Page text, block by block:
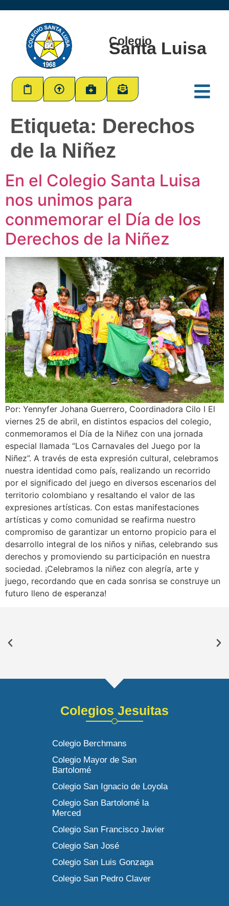
Colegio
Santa Luisa
Etiqueta: Derechos
de la Niñez
En el Colegio Santa Luisa
nos unimos para
conmemorar el Día de los
Derechos de la Niñez
Por: Yennyfer Johana Guerrero, Coordinadora Cilo I El
viernes 25 de abril, en distintos espacios del colegio,
conmemoramos el Día de la Niñez con una jornada
especial llamada “Los Carnavales del Juego por la
Niñez”. A través de esta expresión cultural, celebramos
nuestra identidad como país, realizando un recorrido
por el significado del juego en diversos escenarios del
territorio colombiano y resaltando el valor de las
expresiones artísticas. Con estas manifestaciones
artísticas y como comunidad se reafirma nuestro
compromiso de garantizar un entorno propicio para el
desarrollo integral de los niños y niñas, celebrando sus
derechos y promoviendo su participación en nuestra
sociedad. ¡Celebramos la niñez con alegría, arte y
juego, recordando que en cada sonrisa se construye un
futuro lleno de esperanza!
Colegios Jesuitas
Colegio Berchmans
Colegio Mayor de San
Bartolomé
Colegio San Ignacio de Loyola
Colegio San Bartolomé la
Merced
Colegio San Francisco Javier
Colegio San José
Colegio San Luis Gonzaga
Colegio San Pedro Claver